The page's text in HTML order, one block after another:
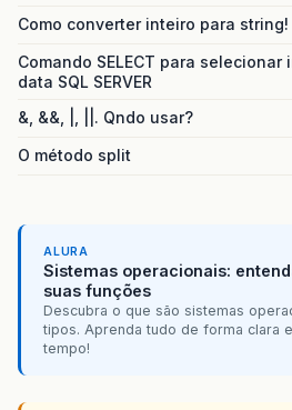
Como converter inteiro para string!
Comando SELECT para selecionar
data SQL SERVER
&, &&, |, ||. Qndo usar?
O método split
ALURA
Sistemas operacionais:
suas funções
Descubra o que são sistemas
tipos. Aprenda tudo de forma clara
tempo!